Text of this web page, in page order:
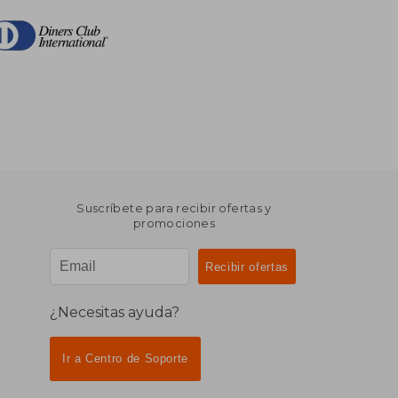
Suscríbete para recibir ofertas y
promociones
¿Necesitas ayuda?
Ir a Centro de Soporte